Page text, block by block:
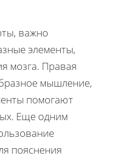
важно
элементы,
мозга. Правая
мышление,
помогают
Еще одним
пояснения